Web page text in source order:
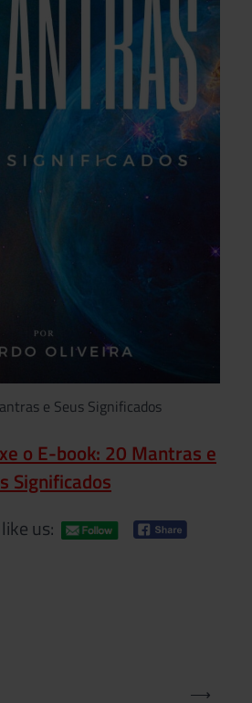
e Seus Significados
o E-book: 20 Mantras e
Significados
us:
⟶